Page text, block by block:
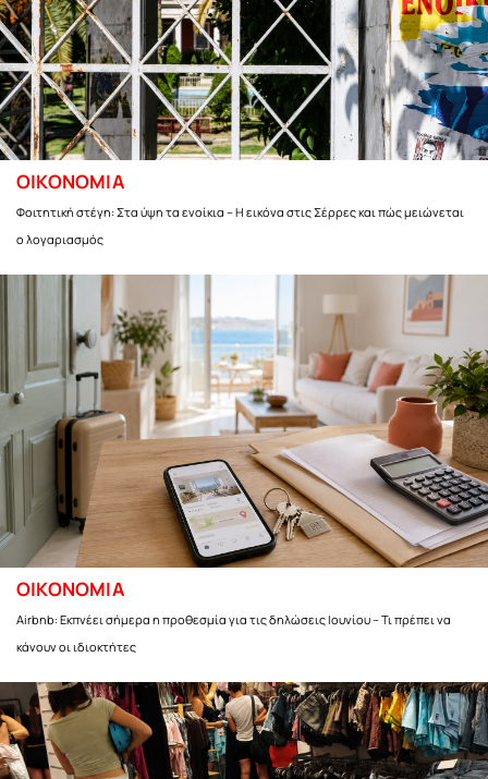
ΟΙΚΟΝΟΜΙΑ
Φοιτητική στέγη: Στα ύψη τα ενοίκια – Η εικόνα στις Σέρρες και πώς μειώνεται
ο λογαριασμός
ΟΙΚΟΝΟΜΙΑ
Airbnb: Εκπνέει σήμερα η προθεσμία για τις δηλώσεις Ιουνίου – Τι πρέπει να
κάνουν οι ιδιοκτήτες